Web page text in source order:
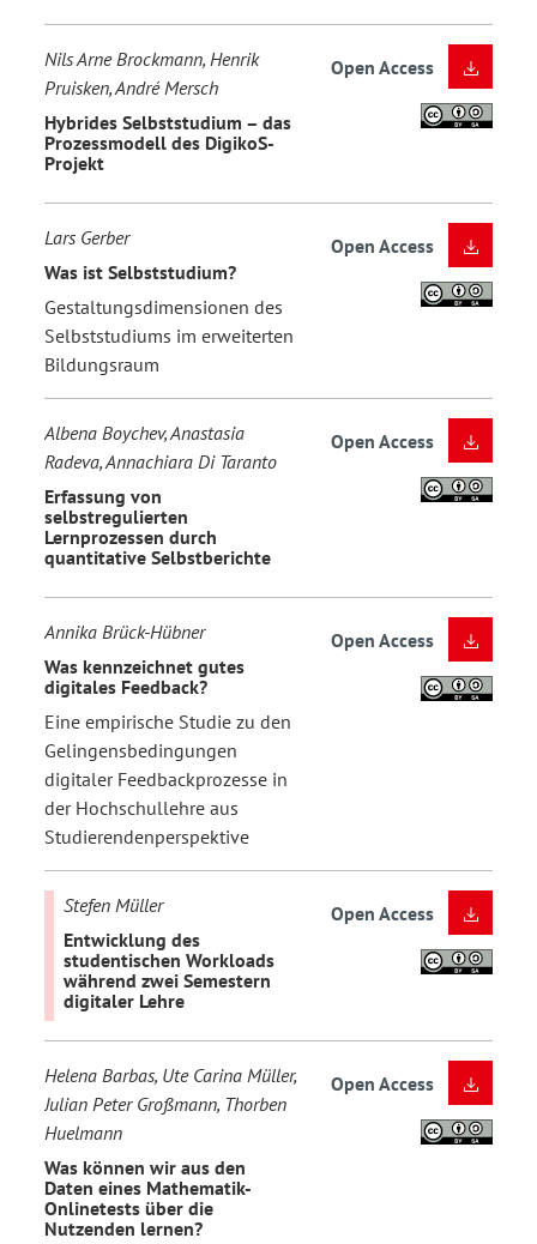
Nils Arne Brockmann, Henrik
Pruisken, André Mersch
Hybrides Selbststudium – das
Prozessmodell des DigikoS-
Projekt
Open Access
Lars Gerber
Was ist Selbststudium?
Gestaltungsdimensionen des
Selbststudiums im erweiterten
Bildungsraum
Open Access
Albena Boychev, Anastasia
Radeva, Annachiara Di Taranto
Erfassung von
selbstregulierten
Lernprozessen durch
quantitative Selbstberichte
Open Access
Annika Brück-Hübner
Was kennzeichnet gutes
digitales Feedback?
Eine empirische Studie zu den
Gelingensbedingungen
digitaler Feedbackprozesse in
der Hochschullehre aus
Studierendenperspektive
Open Access
Stefen Müller
Entwicklung des
studentischen Workloads
während zwei Semestern
digitaler Lehre
Open Access
Helena Barbas, Ute Carina Müller,
Julian Peter Großmann, Thorben
Huelmann
Was können wir aus den
Daten eines Mathematik-
Onlinetests über die
Nutzenden lernen?
Open Access